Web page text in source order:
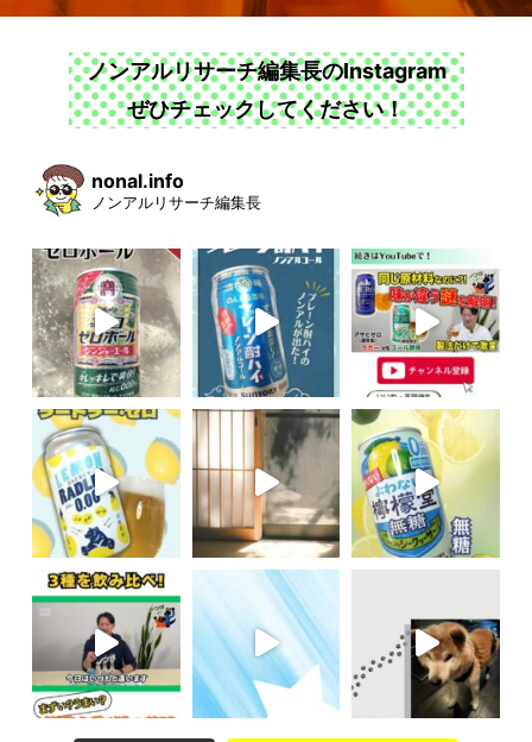
ノンアルリサーチ編集長のInstagram
ぜひチェックしてください！
nonal.info
ノンアルリサーチ編集長